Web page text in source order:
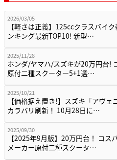
2026/03/05
【軽さは正義】125ccクラスバイ
ンキング最新TOP10! 新型…
2025/11/28
ホンダ/ヤマハ/スズキが20万円台!
原付二種スクーター5+1選…
2025/10/21
【価格据え置き!】スズキ「アヴェ
カラバリ刷新！ 10月28日に…
2025/09/30
【2025年9月版】20万円台！ コス
メーカー原付二種スクータ…